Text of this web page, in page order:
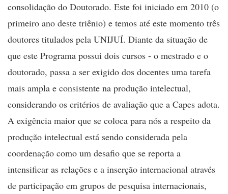
consolidação do Doutorado. Este foi iniciado em 2010 (o
primeiro ano deste triênio) e temos até este momento três
doutores titulados pela UNIJUÍ. Diante da situação de
que este Programa possui dois cursos - o mestrado e o
doutorado, passa a ser exigido dos docentes uma tarefa
mais ampla e consistente na produção intelectual,
considerando os critérios de avaliação que a Capes adota.
A exigência maior que se coloca para nós a respeito da
produção intelectual está sendo considerada pela
coordenação como um desafio que se reporta a
intensificar as relações e a inserção internacional através
de participação em grupos de pesquisa internacionais,